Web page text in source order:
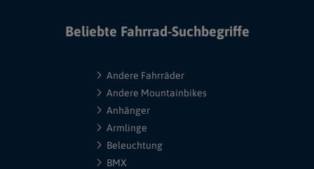
Beliebte Fahrrad-Suchbegriffe
Andere Fahrräder
Andere Mountainbikes
Anhänger
Armlinge
Beleuchtung
BMX